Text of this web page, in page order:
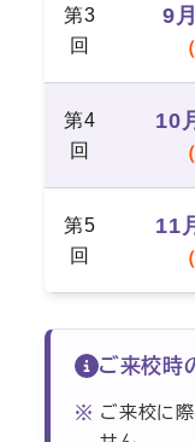
第3
回
9
第4
回
10
第5
回
11
ご来校時
ご来校に際